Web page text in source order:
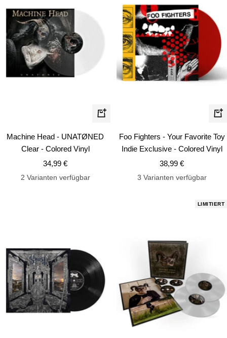
In
Warenkorb
Machine Head - UNATØNED
Clear - Colored Vinyl
Angebotspreis
34,99 €
2 Varianten verfügbar
In
Foo Fighters - Your Favorite Toy
Indie Exclusive - Colored Vinyl
Angebotspreis
38,99 €
3 Varianten verfügbar
LIMITIERT